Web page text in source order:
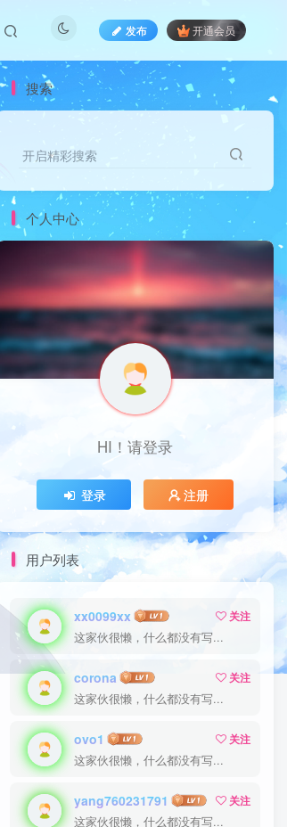
发布 开通会员
:INPUT ACCEPT [0:0]  :FORWARD
搜索
开启精彩搜索
个人中心
HI！请登录
登录 注册
用户列表
xx0099xx
关注
这家伙很懒，什么都没有写...
corona
关注
这家伙很懒，什么都没有写...
ovo1
关注
这家伙很懒，什么都没有写...
yang760231791
关注
这家伙很懒，什么都没有写...